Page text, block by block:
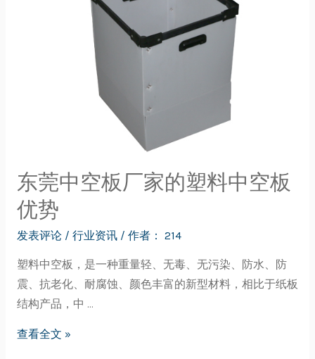
东莞中空板厂家的塑料中空板
优势
发表评论 / 行业资讯/ 作者： 214
塑料中空板，是一种重量轻、无毒、无污染、防水、防
震、抗老化、耐腐蚀、颜色丰富的新型材料，相比于纸板
结构产品，中 …
查看全文 »